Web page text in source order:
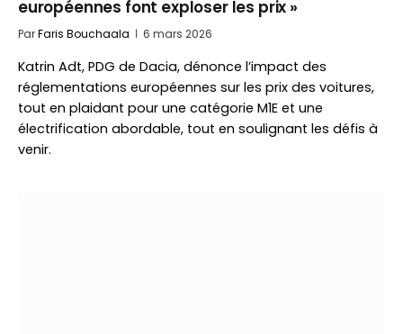
européennes font exploser les prix »
ParFaris Bouchaala 6 mars 2026
Katrin Adt, PDG de Dacia, dénonce l’impact des
réglementations européennes sur les prix des voitures,
tout en plaidant pour une catégorie M1E et une
électrification abordable, tout en soulignant les défis à
venir.